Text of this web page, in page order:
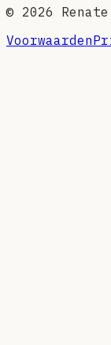
© 2026
Voorwaarden